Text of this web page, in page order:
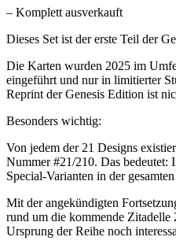
– Komplett ausverkauft
Dieses Set ist der erste Teil der
Die Karten wurden 2025 im
eingeführt und nur in limitierter
Reprint der Genesis Edition ist
Besonders wichtig:
Von jedem der 21 Designs
Nummer #21/210. Das bedeutet:
Special-Varianten in der
Mit der angekündigten
rund um die kommende Zitadelle
Ursprung der Reihe noch